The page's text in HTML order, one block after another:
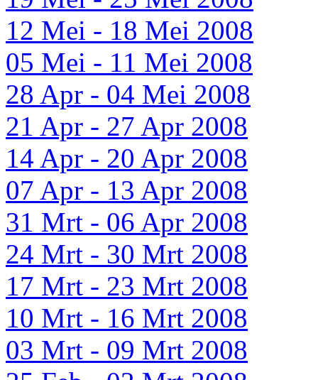
12 Mei - 18 Mei 2008
05 Mei - 11 Mei 2008
28 Apr - 04 Mei 2008
21 Apr - 27 Apr 2008
14 Apr - 20 Apr 2008
07 Apr - 13 Apr 2008
31 Mrt - 06 Apr 2008
24 Mrt - 30 Mrt 2008
17 Mrt - 23 Mrt 2008
10 Mrt - 16 Mrt 2008
03 Mrt - 09 Mrt 2008